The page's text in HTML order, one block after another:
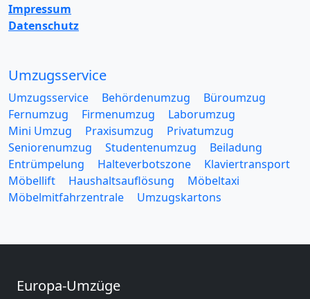
Impressum
Datenschutz
Umzugsservice
Umzugsservice Behördenumzug
Büroumzug
Fernumzug
Firmenumzug
Laborumzug
Mini Umzug
Praxisumzug
Privatumzug
Seniorenumzug
Studentenumzug
Beiladung
Entrümpelung
Halteverbotszone
Klaviertransport
Möbellift
Haushaltsauflösung
Möbeltaxi
Möbelmitfahrzentrale
Umzugskartons
Europa-Umzüge